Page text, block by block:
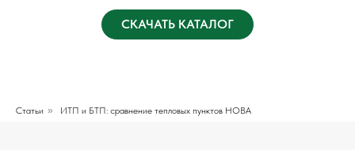
СКАЧАТЬ КАТАЛОГ
Статьи » ИТП и БТП: сравнение тепловых пунктов НОВА